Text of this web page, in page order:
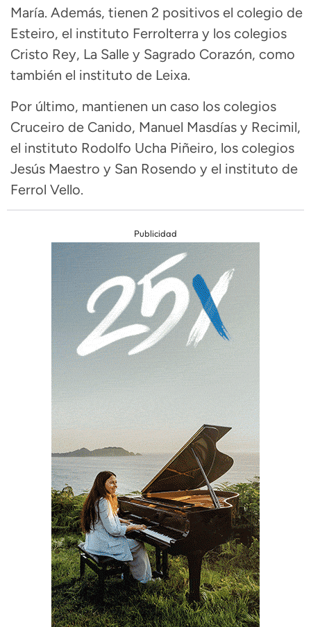
María. Además, tienen 2 positivos el colegio de
Esteiro, el instituto Ferrolterra y los colegios
Cristo Rey, La Salle y Sagrado Corazón, como
también el instituto de Leixa.
Por último, mantienen un caso los colegios
Cruceiro de Canido, Manuel Masdías y Recimil,
el instituto Rodolfo Ucha Piñeiro, los colegios
Jesús Maestro y San Rosendo y el instituto de
Ferrol Vello.
Publicidad